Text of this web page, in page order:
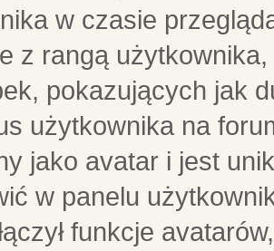
w czasie
z rangą
pokazujących jak
użytkownika na
jako avatar i jest
w panelu
funkcje